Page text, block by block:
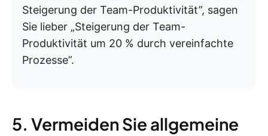
Steigerung der Team-Produktivität”, sagen
Sie lieber „Steigerung der Team-
Produktivität um 20 % durch vereinfachte
Prozesse”.
5. Vermeiden Sie allgemeine